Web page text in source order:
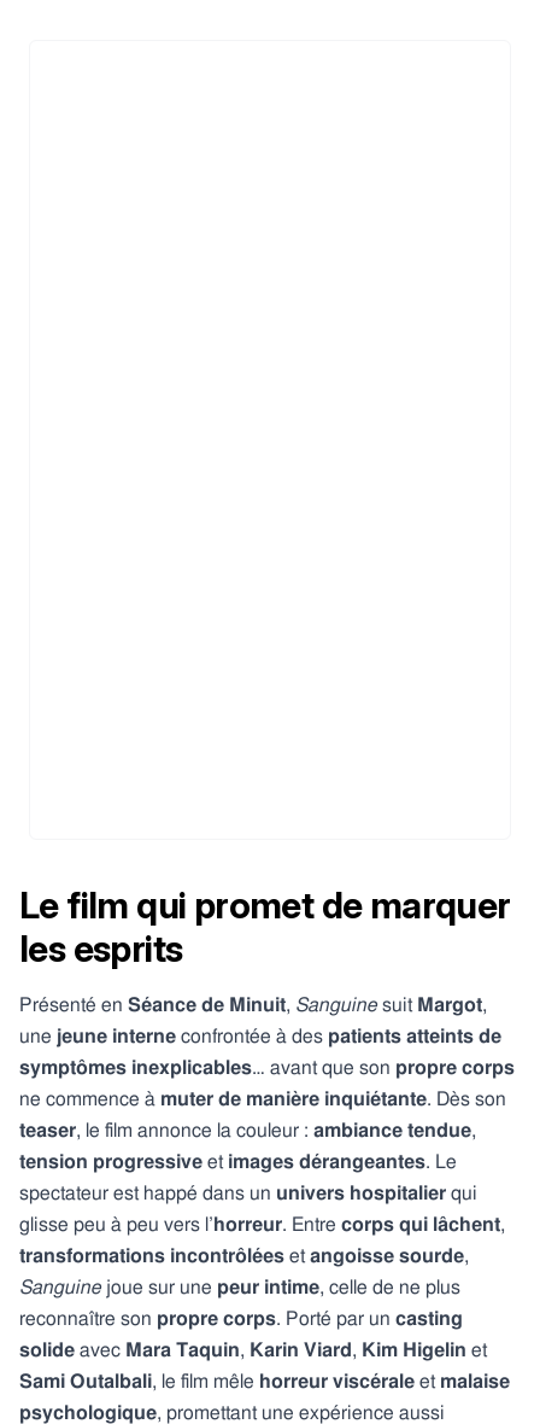
Le film qui promet de marquer
les esprits
Présenté en Séance de Minuit, Sanguinesuit Margot,
une jeune interne confrontée à des patients atteints de
symptômes inexplicables… avant que son propre corps
ne commence à muter de manière inquiétante. Dès son
teaser, le film annonce la couleur : ambiance tendue,
tension progressive et images dérangeantes. Le
spectateur est happé dans un univers hospitalier qui
glisse peu à peu vers l’ horreur. Entre corps qui lâchent,
transformations incontrôlées et angoisse sourde,
Sanguine joue sur une peur intime, celle de ne plus
reconnaître son propre corps. Porté par un casting
solide avec Mara Taquin, Karin Viard , Kim Higelin et
Sami Outalbali, le film mêle horreur viscérale et malaise
psychologique, promettant une expérience aussi